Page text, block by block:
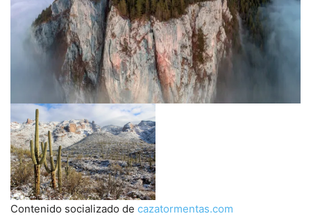
Contenido socializado de cazatormentas.com